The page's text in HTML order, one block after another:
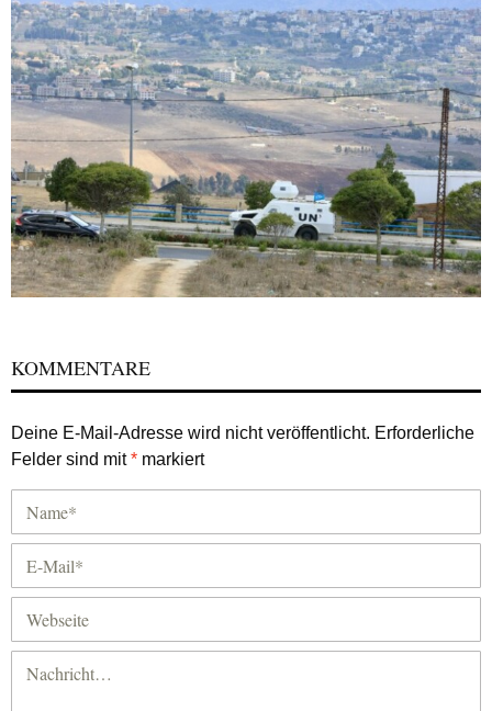
KOMMENTARE
Deine E-Mail-Adresse wird nicht veröffentlicht. Erforderliche
Felder sind mit* markiert